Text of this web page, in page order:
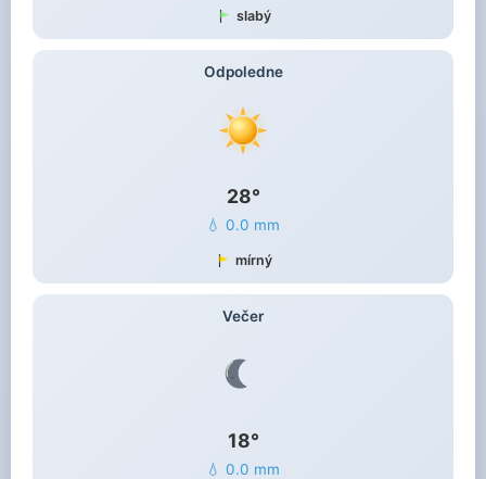
slabý
Odpoledne
28°
💧 0.0 mm
mírný
Večer
18°
💧 0.0 mm